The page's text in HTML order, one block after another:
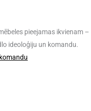
pieejamas ikvienam –
ideoloģiju un komandu.